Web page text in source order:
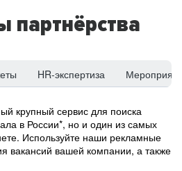
партнёрства
HR-экспертиза
крупный сервис для поиска
в России*, но и один из самых
Используйте наши рекламные
вакансий вашей компании, а также